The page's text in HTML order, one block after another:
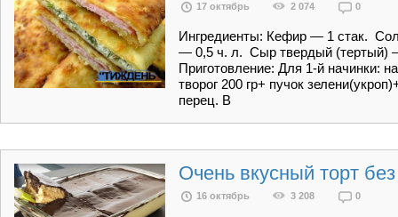
17 октябрь 2 074 0
Ингредиенты: Кефир — 1 стак.
— 0,5 ч. л. Сыр твердый (тертый)
Приготовление: Для 1-й начинки:
творог 200 гр+ пучок
перец. В
Очень вкусный торт
16 октябрь 3 208 0